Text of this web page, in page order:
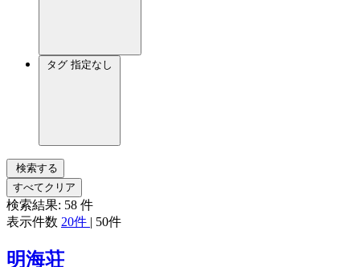
タグ 指定なし
検索する
すべてクリア
検索結果: 58 件
表示件数 20件 | 50件
明海荘